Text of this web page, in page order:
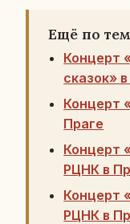
Ещё по
Концерт
сказок»
Концерт
Праге
Концерт
РЦНК в
Концерт
РЦНК в